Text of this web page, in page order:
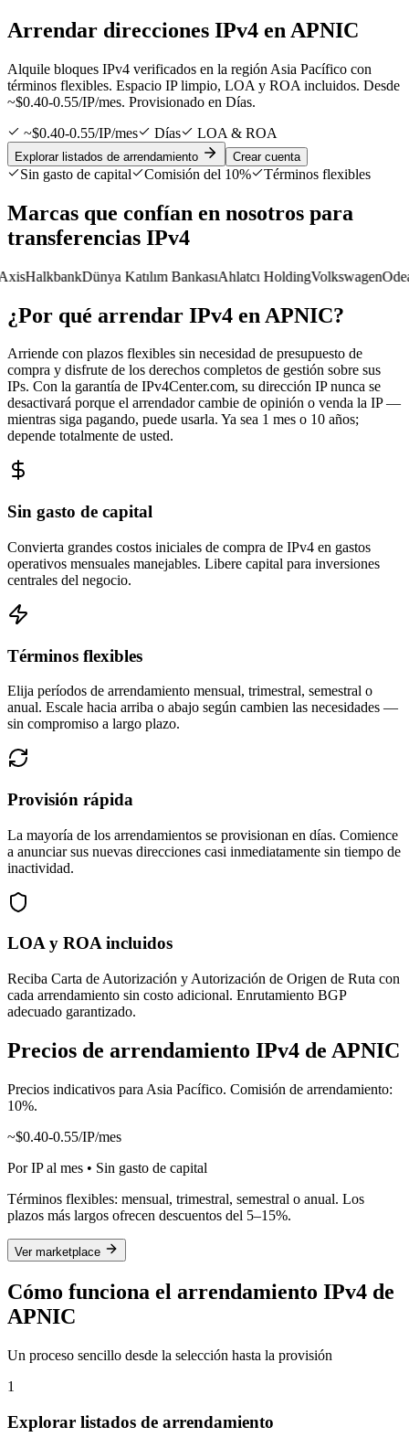
Arrendar direcciones IPv4 en APNIC
Alquile bloques IPv4 verificados en la región Asia Pacífico con
términos flexibles. Espacio IP limpio, LOA y ROA incluidos. Desde
~$0.40-0.55/IP/mes. Provisionado en Días.
~$0.40-0.55/IP/mes
Días LOA & ROA
Explorar listados de arrendamiento Crear cuenta
Sin gasto de capital Comisión del 10% Términos flexibles
Marcas que confían en nosotros para
transferencias IPv4
HalkbankDünya Katılım BankasıAhlatcı HoldingVolkswagen
¿Por qué arrendar IPv4 en APNIC?
Arriende con plazos flexibles sin necesidad de presupuesto de
compra y disfrute de los derechos completos de gestión sobre sus
IPs. Con la garantía de IPv4Center.com, su dirección IP nunca se
desactivará porque el arrendador cambie de opinión o venda la IP —
mientras siga pagando, puede usarla. Ya sea 1 mes o 10 años;
depende totalmente de usted.
Sin gasto de capital
Convierta grandes costos iniciales de compra de IPv4 en gastos
operativos mensuales manejables. Libere capital para inversiones
centrales del negocio.
Términos flexibles
Elija períodos de arrendamiento mensual, trimestral, semestral o
anual. Escale hacia arriba o abajo según cambien las necesidades —
sin compromiso a largo plazo.
Provisión rápida
La mayoría de los arrendamientos se provisionan en días. Comience
a anunciar sus nuevas direcciones casi inmediatamente sin tiempo de
inactividad.
LOA y ROA incluidos
Reciba Carta de Autorización y Autorización de Origen de Ruta con
cada arrendamiento sin costo adicional. Enrutamiento BGP
adecuado garantizado.
Precios de arrendamiento IPv4 de APNIC
Precios indicativos para Asia Pacífico. Comisión de arrendamiento:
10%.
~$0.40-0.55/IP/mes
Por IP al mes • Sin gasto de capital
Términos flexibles: mensual, trimestral, semestral o anual. Los
plazos más largos ofrecen descuentos del 5–15%.
Ver marketplace
Cómo funciona el arrendamiento IPv4 de
APNIC
Un proceso sencillo desde la selección hasta la provisión
1
Explorar listados de arrendamiento